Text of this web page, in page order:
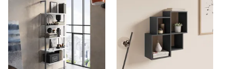
43 cm
Altezza
82 cm
Altezza Braccioli
61 cm